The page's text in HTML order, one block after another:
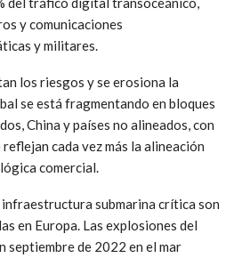
y comunicaciones
y militares.
los riesgos y se erosiona la
se está fragmentando en bloques
China y países no alineados, con
cada vez más la alineación
comercial.
submarina crítica son
en Europa. Las explosiones del
septiembre de 2022 en el mar